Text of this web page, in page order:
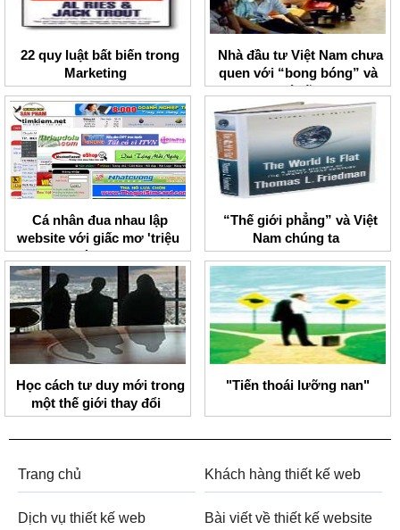
22 quy luật bất biến trong
Marketing
Nhà đầu tư Việt Nam chưa
quen với “bong bóng” và
“đổ vỡ”
Cá nhân đua nhau lập
website với giấc mơ 'triệu
phú pixel'
“Thế giới phẳng” và Việt
Nam chúng ta
Học cách tư duy mới trong
một thế giới thay đổi
"Tiến thoái lưỡng nan"
Trang chủ Khách hàng thiết kế web
Dịch vụ thiết kế web Bài viết về thiết kế website